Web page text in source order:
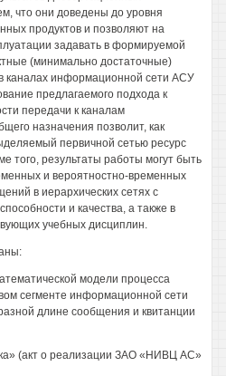
что они доведены до уровня
продуктов и позволяют на
задавать в формируемой
(минимально достаточные)
каналах информационной сети АСУ
предлагаемого подхода к
передачи к каналам
назначения позволит, как
первичной сетью ресурс
того, результаты работы могут быть
и вероятностно-временных
в иерархических сетях с
и качества, а также в
учебных дисциплин.
модели процесса
сегменте информационной сети
длине сообщения и квитанции
(акт о реализации ЗАО «НИВЦ АС»